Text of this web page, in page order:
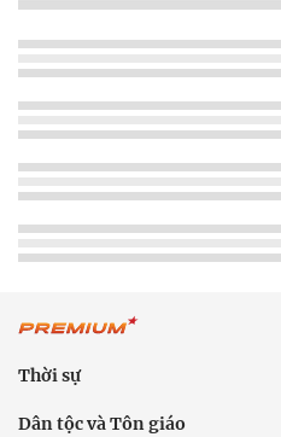
Thời sự
Dân tộc và Tôn giáo